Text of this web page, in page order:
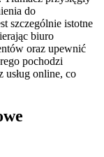
do
szczególnie istotne
biuro
oraz upewnić
pochodzi
usług online, co